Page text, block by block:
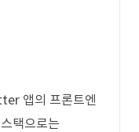
앱의 프론트엔
택으로는